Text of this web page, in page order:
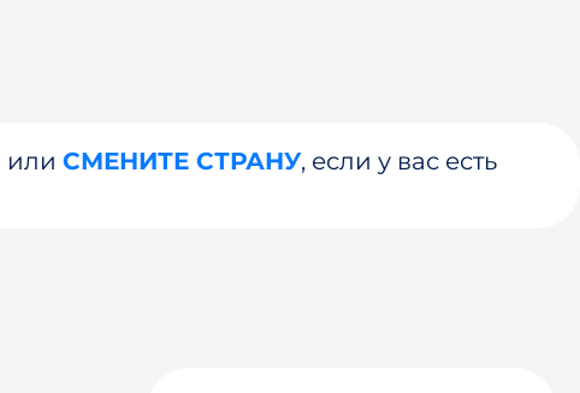
или СМЕНИТЕ СТРАНУ, если у вас есть